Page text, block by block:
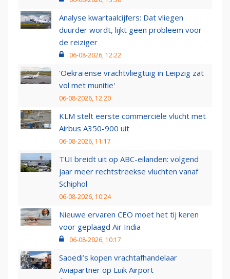
Analyse kwartaalcijfers: Dat vliegen
duurder wordt, lijkt geen probleem voor
de reiziger
06-08-2026, 12:22
'Oekraïense vrachtvliegtuig in Leipzig zat
vol met munitie'
06-08-2026, 12:20
KLM stelt eerste commerciële vlucht met
Airbus A350-900 uit
06-08-2026, 11:17
TUI breidt uit op ABC-eilanden: volgend
jaar meer rechtstreekse vluchten vanaf
Schiphol
06-08-2026, 10:24
Nieuwe ervaren CEO moet het tij keren
voor geplaagd Air India
06-08-2026, 10:17
Saoedi’s kopen vrachtafhandelaar
Aviapartner op Luik Airport